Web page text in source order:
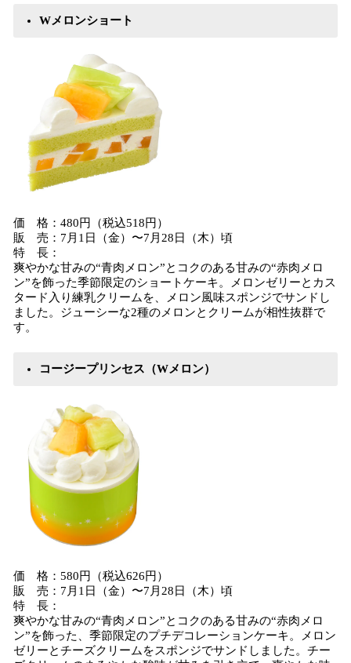
Wメロンショート
価 格：480円（税込518円）
販 売：7月1日（金）〜7月28日（木）頃
特 長：
爽やかな甘みの“青肉メロン”とコクのある甘みの“赤肉メロ
ン”を飾った季節限定のショートケーキ。メロンゼリーとカス
タード入り練乳クリームを、メロン風味スポンジでサンドし
ました。ジューシーな2種のメロンとクリームが相性抜群で
す。
コージープリンセス（Wメロン）
価 格：580円（税込626円）
販 売：7月1日（金）〜7月28日（木）頃
特 長：
爽やかな甘みの“青肉メロン”とコクのある甘みの“赤肉メロ
ン”を飾った、季節限定のプチデコレーションケーキ。メロン
ゼリーとチーズクリームをスポンジでサンドしました。チー